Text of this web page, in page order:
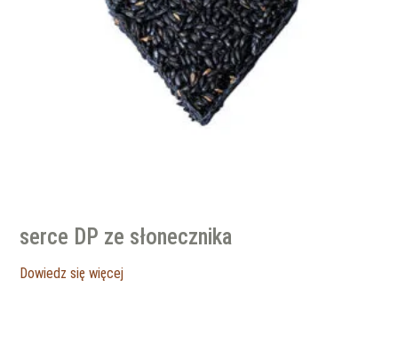
serce DP ze słonecznika
Dowiedz się więcej